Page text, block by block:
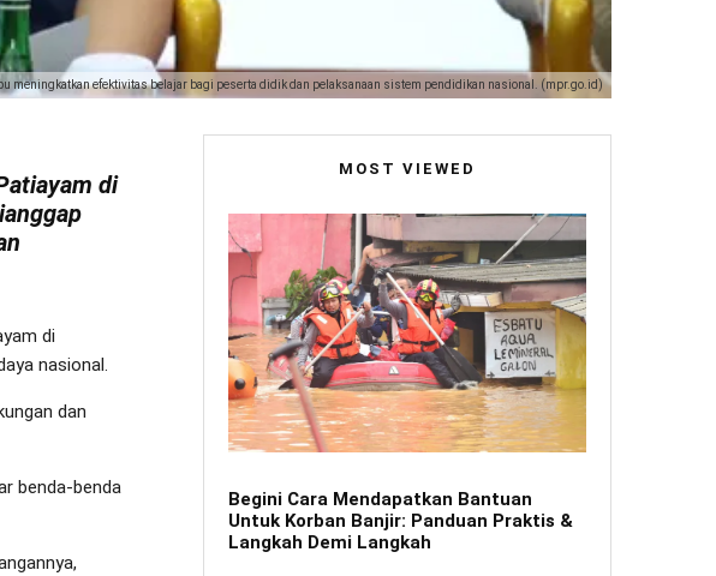
meningkatkan efektivitas belajar bagi peserta didik dan pelaksanaan sistem pendidikan nasional. (mpr.go.id)
di
di
nasional.
dan
benda-benda
MOST VIEWED
Begini Cara Mendapatkan Bantuan
Untuk Korban Banjir: Panduan Praktis &
Langkah Demi Langkah